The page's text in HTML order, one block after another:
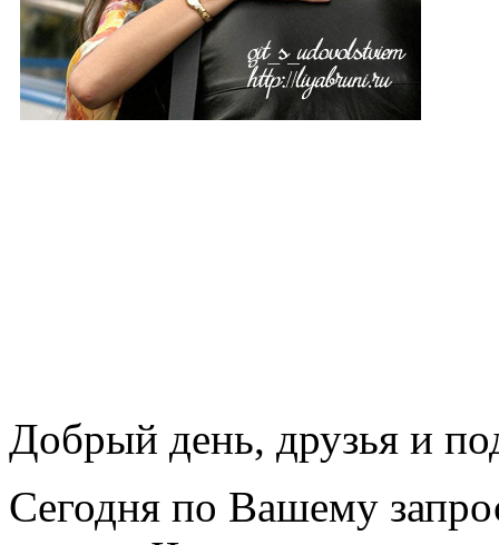
Добрый день, друзья и
Сегодня по Вашему